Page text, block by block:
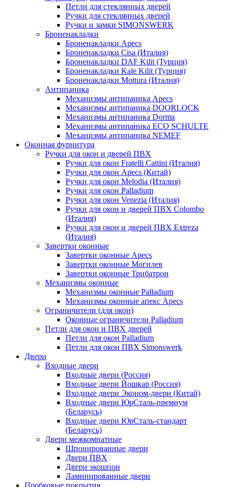
Петли для стеклянных дверей
Ручки для стеклянных дверей
Ручки и замки SIMONSWERK
Броненакладки
Броненакладки Apecs
Броненакладки Cisa (Италия)
Броненакладки DAF Kilit (Турция)
Броненакладки Kale Kilit (Турция)
Броненакладки Mottura (Италия)
Антипаника
Механизмы антипаника Apecs
Механизмы антипаника DOORLOCK
Механизмы антипаника Dorma
Механизмы антипаника ECO SCHULTE
Механизмы антипаника NEMEF
Оконная фурнитура
Ручки для окон и дверей ПВХ
Ручки для окон Fratelli Cattini (Италия)
Ручки для окон Apecs (Китай)
Ручки для окон Melodia (Италия)
Ручки для окон Palladium
Ручки для окон Venezia (Италия)
Ручки для окон и дверей ПВХ Colombo
(Италия)
Ручки для окон и дверей ПВХ Extreza
(Италия)
Завертки оконные
Завертки оконные Apecs
Завертки оконные Могилев
Завертки оконные Трибатрон
Механизмы оконные
Механизмы оконные Palladium
Механизмы оконные апекс Apecs
Ограничители (для окон)
Оконные ограничители Palladium
Петли для окон и ПВХ дверей
Петли для окон Palladium
Петли для окон ПВХ Simonswerk
Двери
Входные двери
Входные двери (Россия)
Входные двери Йошкар (Россия)
Входные двери Эконом-двери (Китай)
Входные двери ЮрСталь-премиум
(Беларусь)
Входные двери ЮрСталь-стандарт
(Беларусь)
Двери межкомнатные
Шпонированные двери
Двери ПВХ
Двери экошпон
Ламинированные двери
Пробковые покрытия